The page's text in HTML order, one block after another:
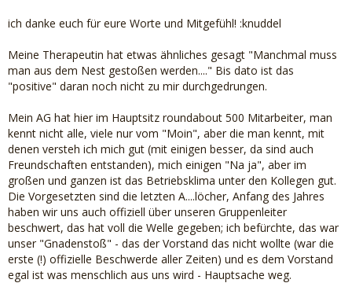
ich danke euch für eure Worte und Mitgefühl! :knuddel
Meine Therapeutin hat etwas ähnliches gesagt "Manchmal muss
man aus dem Nest gestoßen werden...." Bis dato ist das
"positive" daran noch nicht zu mir durchgedrungen.
Mein AG hat hier im Hauptsitz roundabout 500 Mitarbeiter, man
kennt nicht alle, viele nur vom "Moin", aber die man kennt, mit
denen versteh ich mich gut (mit einigen besser, da sind auch
Freundschaften entstanden), mich einigen "Na ja", aber im
großen und ganzen ist das Betriebsklima unter den Kollegen gut.
Die Vorgesetzten sind die letzten A....löcher, Anfang des Jahres
haben wir uns auch offiziell über unseren Gruppenleiter
beschwert, das hat voll die Welle gegeben; ich befürchte, das war
unser "Gnadenstoß" - das der Vorstand das nicht wollte (war die
erste (!) offizielle Beschwerde aller Zeiten) und es dem Vorstand
egal ist was menschlich aus uns wird - Hauptsache weg.